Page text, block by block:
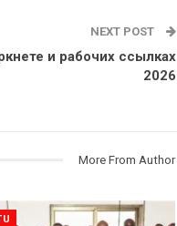
NEXT POST
и рабочих ссылках
2026
More From Author